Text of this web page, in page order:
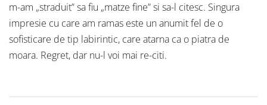
m-am „straduit” sa fiu „matze fine” si sa-l citesc. Singura
impresie cu care am ramas este un anumit fel de o
sofisticare de tip labirintic, care atarna ca o piatra de
moara. Regret, dar nu-l voi mai re-citi.